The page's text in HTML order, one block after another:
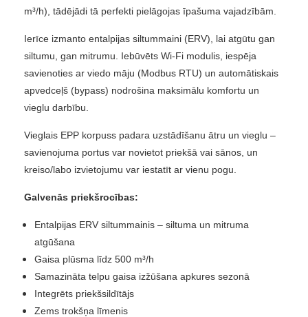
m³/h), tādējādi tā perfekti pielāgojas īpašuma vajadzībām.
Ierīce izmanto entalpijas siltummaini (ERV), lai atgūtu gan
siltumu, gan mitrumu. Iebūvēts Wi-Fi modulis, iespēja
savienoties ar viedo māju (Modbus RTU) un automātiskais
apvedceļš (bypass) nodrošina maksimālu komfortu un
vieglu darbību.
Vieglais EPP korpuss padara uzstādīšanu ātru un vieglu –
savienojuma portus var novietot priekšā vai sānos, un
kreiso/labo izvietojumu var iestatīt ar vienu pogu.
Galvenās priekšrocības:
Entalpijas ERV siltummainis – siltuma un mitruma
atgūšana
Gaisa plūsma līdz 500 m³/h
Samazināta telpu gaisa izžūšana apkures sezonā
Integrēts priekšsildītājs
Zems trokšņa līmenis